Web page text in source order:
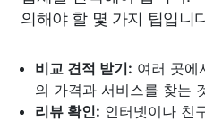
의해야 할 몇 가지 팁입니
비교 견적 받기: 여러 곳에
의 가격과 서비스를 찾는
리뷰 확인: 인터넷이나 친